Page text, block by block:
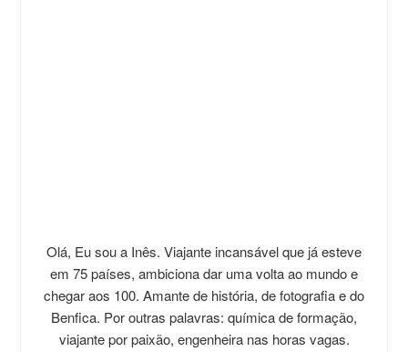
Olá, Eu sou a Inês. Viajante incansável que já esteve
em 75 países, ambiciona dar uma volta ao mundo e
chegar aos 100. Amante de história, de fotografia e do
Benfica. Por outras palavras: química de formação,
viajante por paixão, engenheira nas horas vagas.